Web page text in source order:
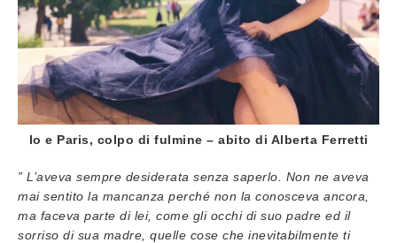
Io e Paris, colpo di fulmine – abito di Alberta Ferretti
” L’aveva sempre desiderata senza saperlo. Non ne aveva
mai sentito la mancanza perché non la conosceva ancora,
ma faceva parte di lei, come gli occhi di suo padre ed il
sorriso di sua madre, quelle cose che inevitabilmente ti